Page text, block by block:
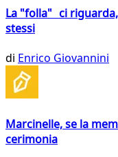
La "folla" ci
stessi
di Enrico Giovannini
Marcinelle, se la
cerimonia